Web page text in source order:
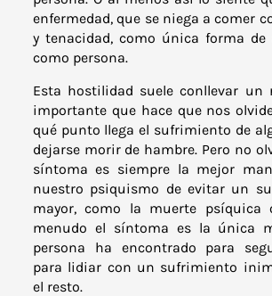
enfermedad, que se niega a comer
y tenacidad, como única forma de
como persona.
Esta hostilidad suele conllevar un
importante que hace que nos
qué punto llega el sufrimiento de
dejarse morir de hambre. Pero no
síntoma es siempre la mejor
nuestro psiquismo de evitar un
mayor, como la muerte psíquica
menudo el síntoma es la única
persona ha encontrado para
para lidiar con un sufrimiento
el resto.